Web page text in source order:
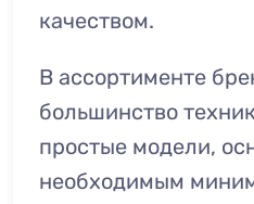
качеством.
В ассортименте
большинство
простые модели,
необходимым